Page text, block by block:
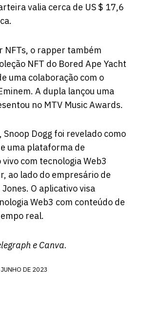
valia cerca de US $ 17,6
NFTs, o rapper também
NFT do Bored Ape Yacht
uma colaboração com o
A dupla lançou uma
no MTV Music Awards.
Snoop Dogg foi revelado como
uma plataforma de
com tecnologia Web3
ao lado do empresário de
O aplicativo visa
Web3 com conteúdo de
real.
e Canva.
DE 2023